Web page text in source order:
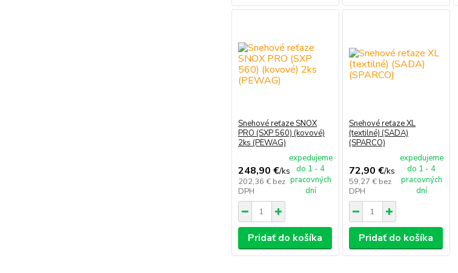
Snehové reťaze SNOX
PRO (SXP 560) (kovové)
2ks (PEWAG)
248,90 €/ks
202,36 € bez
DPH
expedujeme
do 1 - 4
pracovných
dní
Pridať do košíka
Snehové reťaze XL
(textilné) (SADA)
(SPARCO)
72,90 €/ks
59,27 € bez
DPH
expedujeme
do 1 - 4
pracovných
dní
Pridať do košíka